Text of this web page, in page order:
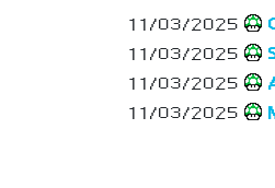
11/03/2025
11/03/2025
11/03/2025
11/03/2025